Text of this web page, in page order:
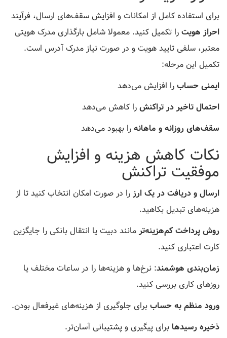
برای استفاده کامل از امکانات و افزایش سقف‌های ارسال، فرآیند
احراز هویترا تکمیل کنید. معمولا شامل بارگذاری مدرک هویتی
معتبر، سلفی تایید هویت و در صورت نیاز مدرک آدرس است.
تکمیل این مرحله:
ایمنی حسابرا افزایش می‌دهد
احتمال تاخیر در تراکنشرا کاهش می‌دهد
سقف‌های روزانه و ماهانهرا بهبود می‌دهد
نکات کاهش هزینه و افزایش
موفقیت تراکنش
ارسال و دریافت در یک ارزرا در صورت امکان انتخاب کنید تا از
هزینه‌های تبدیل بکاهید.
روش پرداخت کم‌هزینه‌ترمانند دبیت یا انتقال بانکی را جایگزین
کارت اعتباری کنید.
زمان‌بندی هوشمند: نرخ‌ها و هزینه‌ها را در ساعات مختلف یا
روزهای کاری بررسی کنید.
ورود منظم به حساببرای جلوگیری از هزینه‌های غیرفعال بودن.
ذخیره رسیدها برای پیگیری و پشتیبانی آسان‌تر.